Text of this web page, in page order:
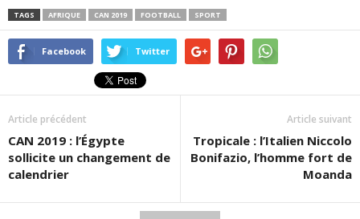
TAGS AFRIQUE CAN 2019 FOOTBALL SPORT
Facebook Twitter
Article précédent
CAN 2019 : l’Égypte
sollicite un changement de
calendrier
Article suivant
Tropicale : l’Italien Niccolo
Bonifazio, l’homme fort de
Moanda